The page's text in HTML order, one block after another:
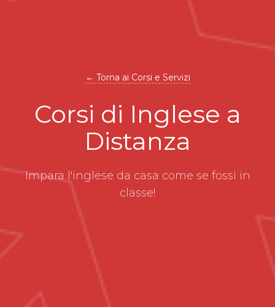
← Torna ai Corsi e Servizi
Corsi di Inglese a
Distanza
Impara l'inglese da casa come se fossi in
classe!